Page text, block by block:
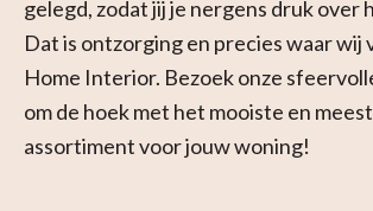
gelegd, zodat jij je nergens druk over
Dat is ontzorging en precies waar wij
Home Interior. Bezoek onze
om de hoek met het mooiste en
assortiment voor jouw woning!